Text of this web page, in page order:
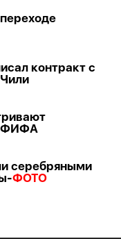
контракт с
ФИФА
серебряными
ФОТО